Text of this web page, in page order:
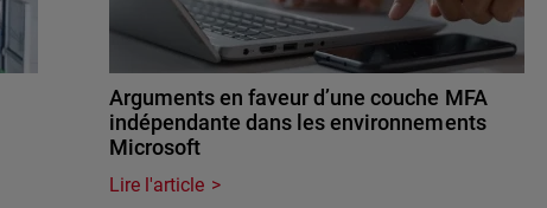
Arguments en faveur d’une couche MFA
indépendante dans les environnements
Microsoft
Lire l'article